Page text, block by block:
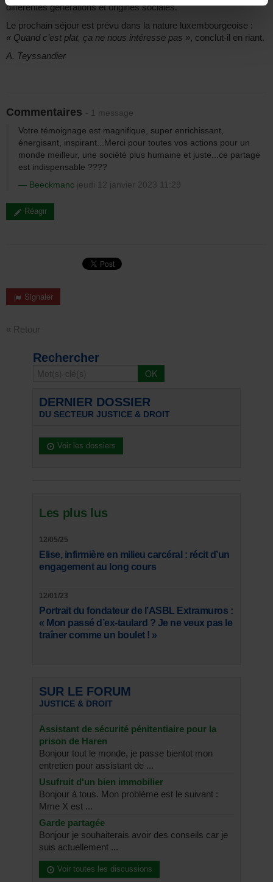
différentes générations et origines sociales.
Le prochain séjour est prévu dans la nature luxembourgeoise :
« Quand c’est plat, ça ne nous intéresse pas », conclut-il en riant.
A. Teyssandier
Commentaires - 1 message
Votre témoignage est magnifique, super enrichissant,
énergisant, inspirant...Merci pour toutes vos actions pour un
monde meilleur, une société plus humaine et juste...ce partage
est indispensable ????
Beeckmanc jeudi 12 janvier 2023 11:29
Réagir
Signaler
« Retour
Rechercher
DERNIER DOSSIER
DU SECTEUR JUSTICE & DROIT
Voir les dossiers
Les plus lus
12/05/25
Elise, infirmière en milieu carcéral : récit d’un
engagement au long cours
12/01/23
Portrait du fondateur de l’ASBL Extramuros :
« Mon passé d’ex-taulard ? Je ne veux pas le
traîner comme un boulet ! »
SUR LE FORUM
JUSTICE & DROIT
Assistant de sécurité pénitentiaire pour la
prison de Haren
Bonjour tout le monde, je passe bientot mon
entretien pour assistant de ...
Usufruit d'un bien immobilier
Bonjour à tous. Mon problème est le suivant :
Mme X est ...
Garde partagée
Bonjour je souhaiterais avoir des conseils car je
suis actuellement ...
Voir toutes les discussions